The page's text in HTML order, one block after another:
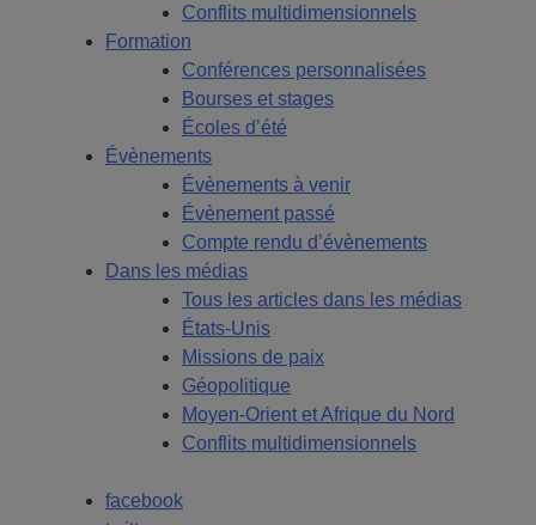
Conflits multidimensionnels
Formation
Conférences personnalisées
Bourses et stages
Écoles d’été
Évènements
Évènements à venir
Évènement passé
Compte rendu d’évènements
Dans les médias
Tous les articles dans les médias
États-Unis
Missions de paix
Géopolitique
Moyen-Orient et Afrique du Nord
Conflits multidimensionnels
facebook